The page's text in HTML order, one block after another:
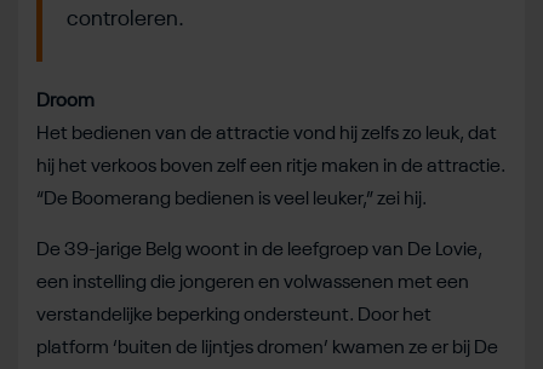
controleren.
Droom
Het bedienen van de attractie vond hij zelfs zo leuk, dat
hij het verkoos boven zelf een ritje maken in de attractie.
“De Boomerang bedienen is veel leuker,” zei hij.
De 39-jarige Belg woont in de leefgroep van De Lovie,
een instelling die jongeren en volwassenen met een
verstandelijke beperking ondersteunt. Door het
platform ‘buiten de lijntjes dromen’ kwamen ze er bij De